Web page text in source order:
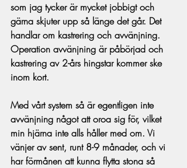
som jag tycker är mycket jobbigt och
gärna skjuter upp så länge det går. Det
handlar om kastrering och avvänjning.
Operation avvänjning är påbörjad och
kastrering av 2-års hingstar kommer ske
inom kort.
Med vårt system så är egentligen inte
avvänjning något att oroa sig för, vilket
min hjärna inte alls håller med om. Vi
vänjer av sent, runt 8-9 månader, och vi
har förmånen att kunna flytta stona så